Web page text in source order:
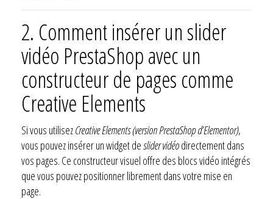
2. Comment insérer un slider
vidéo PrestaShop avec un
constructeur de pages comme
Creative Elements
Si vous utilisezCreative Elements (version PrestaShop d’Elementor),
vous pouvez insérer un widget deslider vidéodirectement dans
vos pages. Ce constructeur visuel offre des blocs vidéo intégrés
que vous pouvez positionner librement dans votre mise en
page.